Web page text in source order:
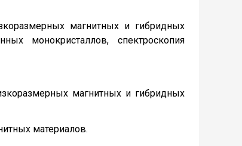
магнитных и гибридных
монокристаллов, спектроскопия
магнитных и гибридных
материалов.